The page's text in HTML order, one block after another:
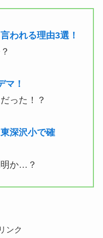
われる理由3選！
マ！
った！？
深沢小で確
明か…？
ンク